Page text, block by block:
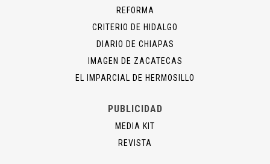
REFORMA
CRITERIO DE HIDALGO
DIARIO DE CHIAPAS
IMAGEN DE ZACATECAS
EL IMPARCIAL DE HERMOSILLO
PUBLICIDAD
MEDIA KIT
REVISTA